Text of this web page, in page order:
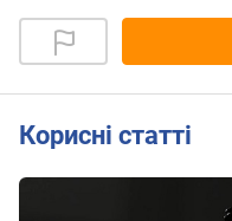
Корисні статті